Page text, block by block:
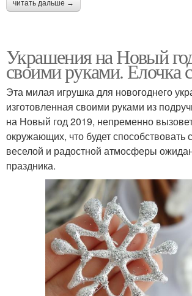
читать дальше →
Украшения на Новый
своими руками. Елочка
Эта милая игрушка для новогоднего
изготовленная своими руками из
на Новый год 2019, непременно
окружающих, что будет способствовать
веселой и радостной атмосферы
праздника.